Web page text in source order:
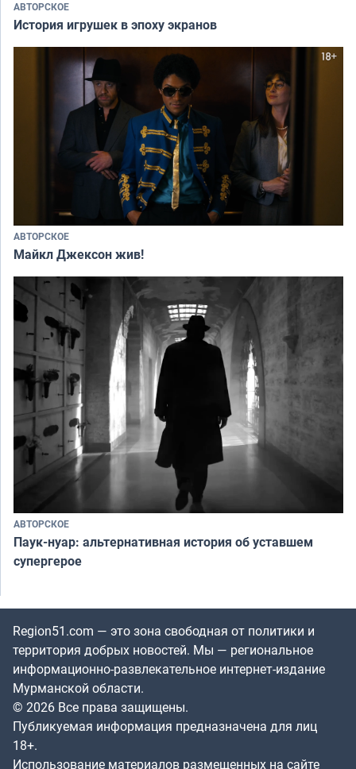
АВТОРСКОЕ
История игрушек в эпоху экранов
АВТОРСКОЕ
Майкл Джексон жив!
АВТОРСКОЕ
Паук-нуар: альтернативная история об уставшем
супергерое
Region51.com — это зона свободная от политики и
территория добрых новостей. Мы — региональное
информационно-развлекательное интернет-издание
Мурманской области.
© 2026 Все права защищены.
Публикуемая информация предназначена для лиц
18+.
Использование материалов размещенных на сайте